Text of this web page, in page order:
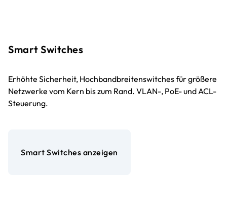
Smart Switches
Erhöhte Sicherheit, Hochbandbreitenswitches für größere
Netzwerke vom Kern bis zum Rand. VLAN-, PoE- und ACL-
Steuerung.
Smart Switches anzeigen